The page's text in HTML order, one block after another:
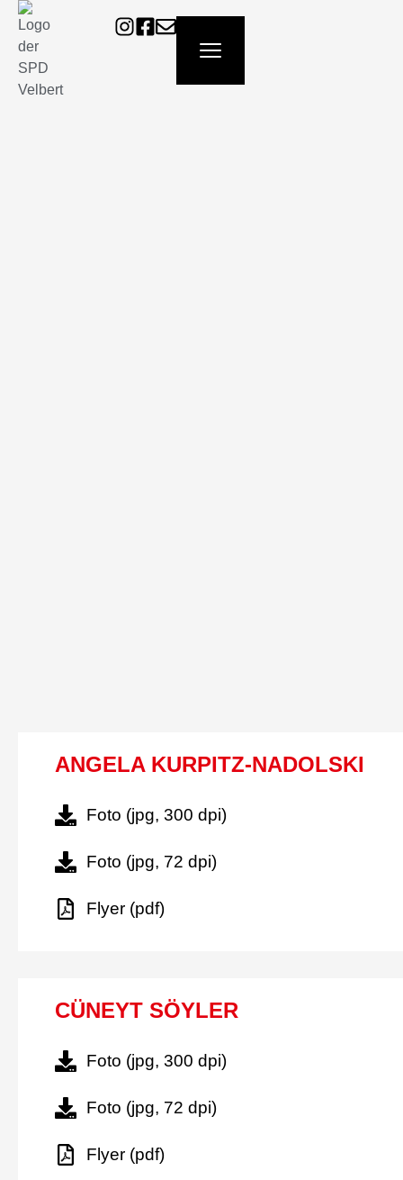
ANGELA KURPITZ-NADOLSKI
Foto (jpg, 300 dpi)
Foto (jpg, 72 dpi)
Flyer (pdf)
CÜNEYT SÖYLER
Foto (jpg, 300 dpi)
Foto (jpg, 72 dpi)
Flyer (pdf)